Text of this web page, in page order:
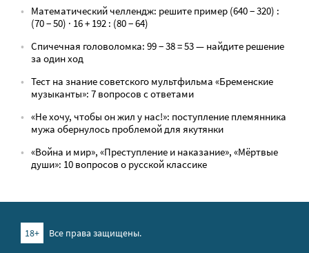
Математический челлендж: решите пример (640 − 320) :
(70 − 50) · 16 + 192 : (80 − 64)
Спичечная головоломка: 99 − 38 = 53 — найдите решение
за один ход
Тест на знание советского мультфильма «Бременские
музыканты»: 7 вопросов с ответами
«Не хочу, чтобы он жил у нас!»: поступление племянника
мужа обернулось проблемой для якутянки
«Война и мир», «Преступление и наказание», «Мёртвые
души»: 10 вопросов о русской классике
18+
Все права защищены.